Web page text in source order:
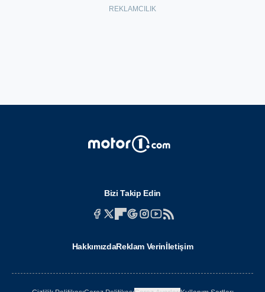
Bizi Takip Edin
HakkımızdaReklam Verinİletişim